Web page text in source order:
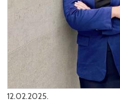
12.02.2025.